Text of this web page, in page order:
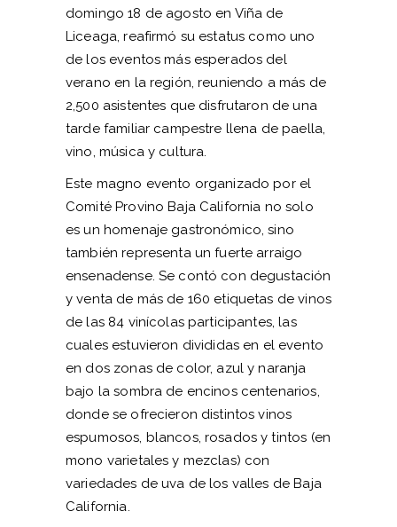
domingo 18 de agosto en Viña de
Liceaga, reafirmó su estatus como uno
de los eventos más esperados del
verano en la región, reuniendo a más de
2,500 asistentes que disfrutaron de una
tarde familiar campestre llena de paella,
vino, música y cultura.
Este magno evento organizado por el
Comité Provino Baja California no solo
es un homenaje gastronómico, sino
también representa un fuerte arraigo
ensenadense. Se contó con degustación
y venta de más de 160 etiquetas de vinos
de las 84 vinícolas participantes, las
cuales estuvieron divididas en el evento
en dos zonas de color, azul y naranja
bajo la sombra de encinos centenarios,
donde se ofrecieron distintos vinos
espumosos, blancos, rosados y tintos (en
mono varietales y mezclas) con
variedades de uva de los valles de Baja
California.